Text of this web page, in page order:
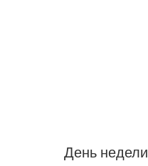
День недели